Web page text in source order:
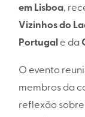
em Lisboa,
Vizinhos do
Portugale da
O evento
membros da
reflexão